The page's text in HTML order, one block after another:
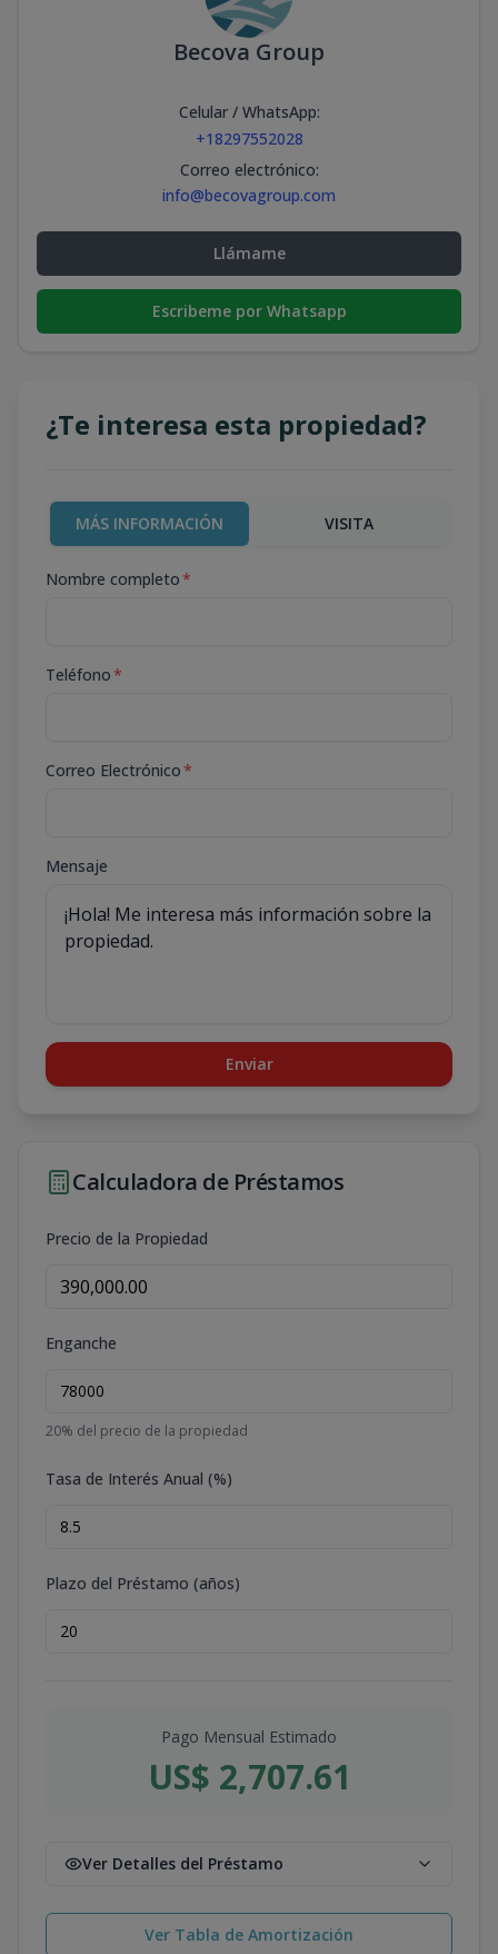
Becova Group
Celular / WhatsApp:
+18297552028
Correo electrónico:
info@becovagroup.com
Llámame
Escribeme por Whatsapp
¿Te interesa esta propiedad?
MÁS INFORMACIÓN VISITA
Nombre completo*
Teléfono*
Correo Electrónico*
Mensaje
Enviar
Calculadora de Préstamos
Precio de la Propiedad
Enganche
20% del precio de la propiedad
Tasa de Interés Anual (%)
Plazo del Préstamo (años)
Pago Mensual Estimado
US$ 2,707.61
Ver Detalles del Préstamo
Ver Tabla de Amortización